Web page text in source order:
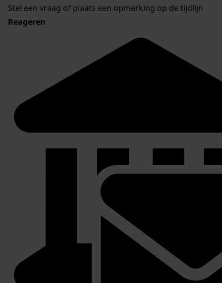
Stel een vraag of plaats een opmerking op de tijdlijn
Reageren